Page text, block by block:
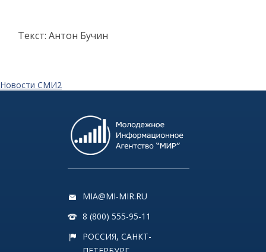
Текст: Антон Бучин
Новости СМИ2
MIA@MI-MIR.RU
8 (800) 555-95-11
РОССИЯ, САНКТ-